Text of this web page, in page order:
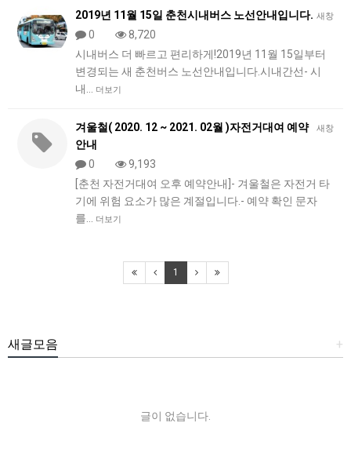
새창
2019년 11월 15일 춘천시내버스 노선안내입니다.
0
8,720
시내버스 더 빠르고 편리하게!2019년 11월 15일부터
변경되는 새 춘천버스 노선안내입니다.시내간선- 시
내…
더보기
새창
겨울철( 2020. 12 ~ 2021. 02월 )자전거대여 예약
안내
0
9,193
[춘천 자전거대여 오후 예약안내]- 겨울철은 자전거 타
기에 위험 요소가 많은 계절입니다.- 예약 확인 문자
를…
더보기
1
+
새글모음
글이 없습니다.